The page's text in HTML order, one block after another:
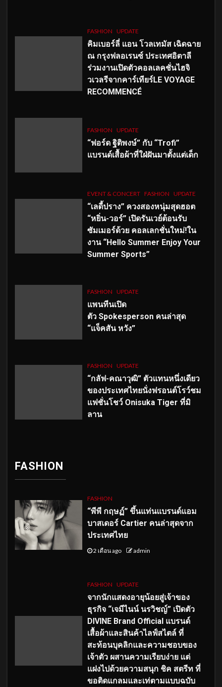
FASHION UPDATE
คิมเบอร์ลี่ แอน โวลเทมัส เฉิดฉาย
ณ กรุงฟลอเรนซ์ ประเทศอิตาลี
ร่วมงานเปิดตัวคอลเลคชั่นไฮจิ
วเวลรีจากคาร์เทียร์LE VOYAGE
RECOMMENCÉ
FASHION UPDATE
“ฟอร์ด ฐิติพงษ์” กับ “Trofi”
แบรนด์เสื้อผ้าที่ใฝ่ฝันมาตั้งแต่เด็ก
EVENT & CONCERT FASHION UPDATE
“เลดี้ปราง” ควงสองหนุ่มสุดฮอต
“หยิ่น-วอร์” เปิดรันเวย์ต้อนรับ
ซัมเมอร์ด้วย คอลเลกชั่นใหม่!ใน
งาน “Hello Summer Enjoy Your
Summer Sports”
FASHION UPDATE
แพนทีนเปิด
ตัว Spokesperson คนล่าสุด
“แจ็คสัน หวัง”
FASHION UPDATE
“กลัฟ-คณาวุฒิ” ตัวแทนหนึ่งเดียว
ของประเทศไทยนั่งฟรอนต์โรว์ชม
แฟชั่นโชว์ Onisuka Tiger ที่มิ
ลาน
FASHION
FASHION
“พีพี กฤษฏ์” ขึ้นแท่นแบรนด์แอม
บาสเดอร์ Cartier คนล่าสุดจาก
ประเทศไทย
2 เดือน ago admin
FASHION UPDATE
จากนักแสดงอายุน้อยสู่เจ้าของ
ธุรกิจ “เจมีไนน์ นรวิชญ์” เปิดตัว
DIVINE Brand Official แบรนด์
เสื้อผ้าและสินค้าไลฟ์สไตล์ ที่
สะท้อนบุคลิกและความชอบของ
เจ้าตัว ผสานความเรียบง่าย แต่
แฝงไปด้วยความสนุก ชิค สตรีท ที่
ขอติดแกลมและเท่ตามแบบฉบับ